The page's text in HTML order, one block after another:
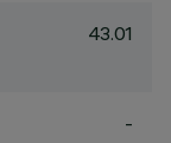
43.01
-